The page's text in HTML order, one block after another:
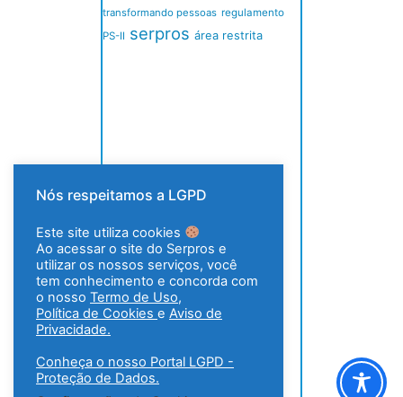
transformando pessoas regulamento
PS-II serpros área restrita
Nós respeitamos a LGPD
Este site utiliza cookies
Ao acessar o site do Serpros e
utilizar os nossos serviços, você
tem conhecimento e concorda com
o nosso Termo de Uso,
Política de Cookies e Aviso de
Privacidade.
Conheça o nosso Portal LGPD -
Proteção de Dados.